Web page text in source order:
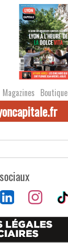
Magazines Boutique